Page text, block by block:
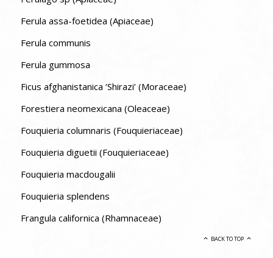
Ferula assa-foetidea (Apiaceae)
Ferula communis
Ferula gummosa
Ficus afghanistanica ‘Shirazi’ (Moraceae)
Forestiera neomexicana (Oleaceae)
Fouquieria columnaris (Fouquieriaceae)
Fouquieria diguetii (Fouquieriaceae)
Fouquieria macdougalii
Fouquieria splendens
Frangula californica (Rhamnaceae)
BACK TO TOP